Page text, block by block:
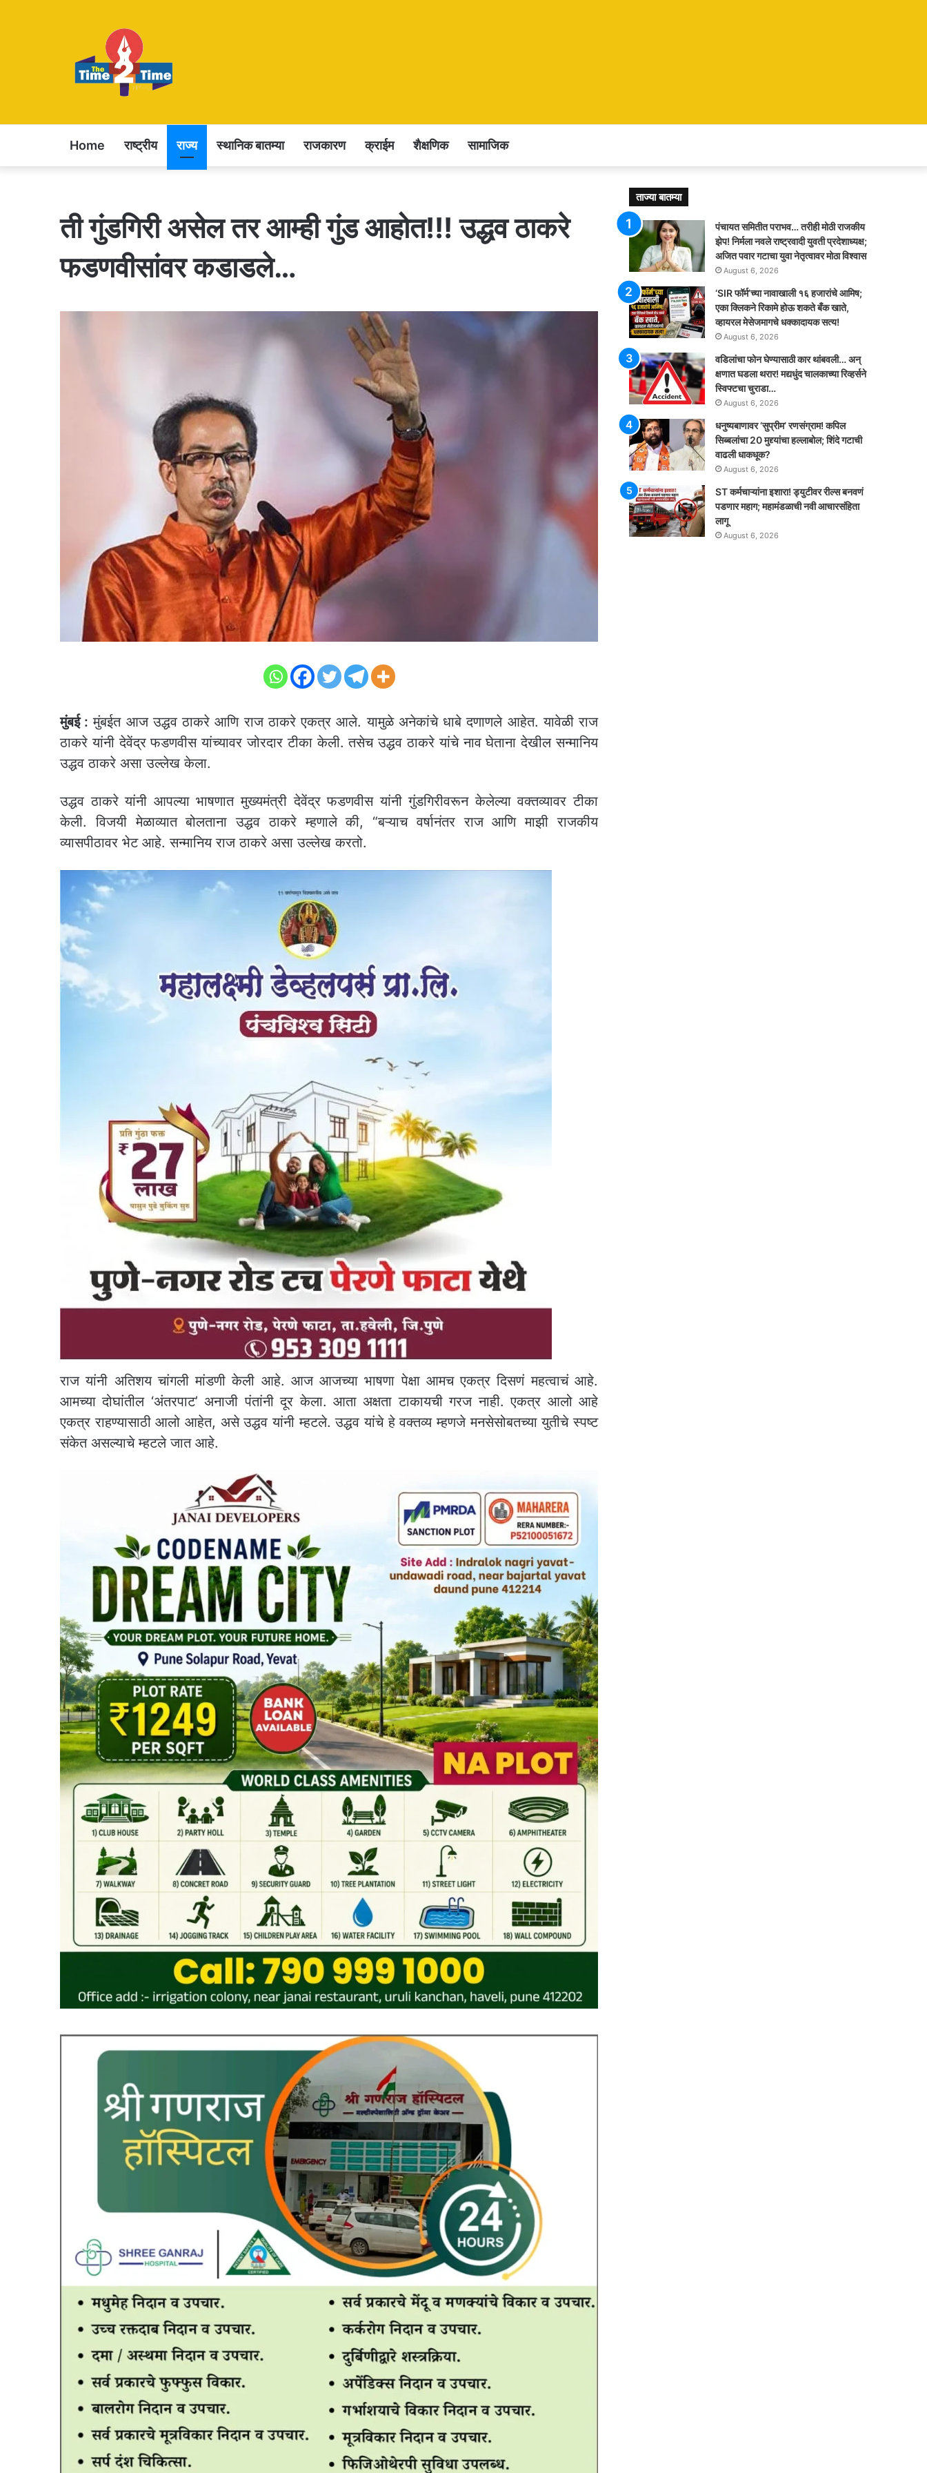
Home राष्ट्रीय राज्य स्थानिक बातम्या राजकारण क्राईम शैक्षणिक सामाजिक
ती गुंडगिरी असेल तर आम्ही गुंड आहोत!!! उद्धव ठाकरे
फडणवीसांवर कडाडले…
मुंबई : मुंबईत आज उद्धव ठाकरे आणि राज ठाकरे एकत्र आले. यामुळे अनेकांचे धाबे दणाणले आहेत. यावेळी राज
ठाकरे यांनी देवेंद्र फडणवीस यांच्यावर जोरदार टीका केली. तसेच उद्धव ठाकरे यांचे नाव घेताना देखील सन्मानिय
उद्धव ठाकरे असा उल्लेख केला.
उद्धव ठाकरे यांनी आपल्या भाषणात मुख्यमंत्री देवेंद्र फडणवीस यांनी गुंडगिरीवरून केलेल्या वक्तव्यावर टीका
केली. विजयी मेळाव्यात बोलताना उद्धव ठाकरे म्हणाले की, “बऱ्याच वर्षानंतर राज आणि माझी राजकीय
व्यासपीठावर भेट आहे. सन्मानिय राज ठाकरे असा उल्लेख करतो.
राज यांनी अतिशय चांगली मांडणी केली आहे. आज आजच्या भाषणा पेक्षा आमच एकत्र दिसणं महत्वाचं आहे.
आमच्या दोघांतील ‘अंतरपाट’ अनाजी पंतांनी दूर केला. आता अक्षता टाकायची गरज नाही. एकत्र आलो आहे
एकत्र राहण्यासाठी आलो आहेत, असे उद्धव यांनी म्हटले. उद्धव यांचे हे वक्तव्य म्हणजे मनसेसोबतच्या युतीचे स्पष्ट
संकेत असल्याचे म्हटले जात आहे.
ताज्या बातम्या
पंचायत समितीत पराभव… तरीही मोठी राजकीय
झेप! निर्मला नवले राष्ट्रवादी युवती प्रदेशाध्यक्ष;
अजित पवार गटाचा युवा नेतृत्वावर मोठा विश्वास
August 6, 2026
‘SIR फॉर्म’च्या नावाखाली १६ हजारांचे आमिष;
एका क्लिकने रिकामे होऊ शकते बँक खाते,
व्हायरल मेसेजमागचे धक्कादायक सत्य!
August 6, 2026
वडिलांचा फोन घेण्यासाठी कार थांबवली… अन्
क्षणात घडला थरार! मद्यधुंद चालकाच्या रिव्हर्सने
स्विफ्टचा चुराडा…
August 6, 2026
धनुष्यबाणावर ‘सुप्रीम’ रणसंग्राम! कपिल
सिब्बलांचा 20 मुद्द्यांचा हल्लाबोल; शिंदे गटाची
वाढली धाकधूक?
August 6, 2026
ST कर्मचाऱ्यांना इशारा! ड्युटीवर रील्स बनवणं
पडणार महाग; महामंडळाची नवी आचारसंहिता
लागू
August 6, 2026